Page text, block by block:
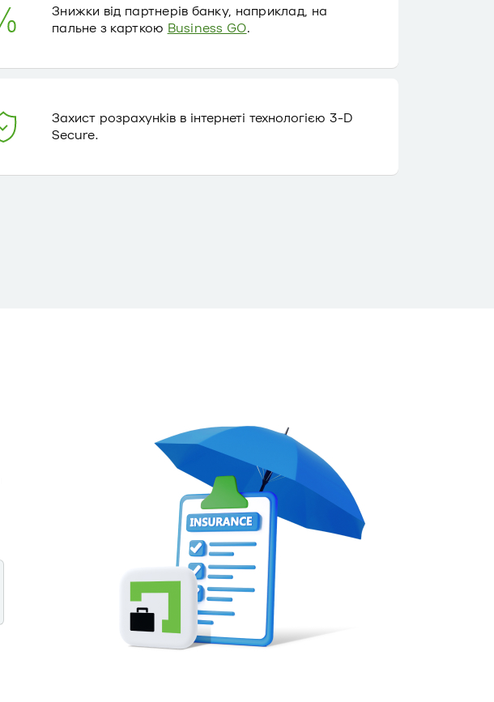
Знижки від партнерів банку, наприклад, на
пальне з карткою Business GO.
Захист розрахунків в інтернеті технологією 3-D
Secure.